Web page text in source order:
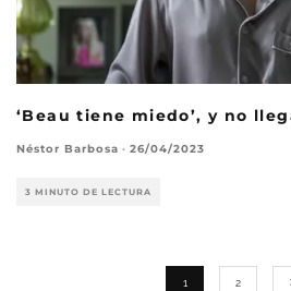
‘Beau tiene miedo’, y no
Néstor Barbosa · 26/04/2023
3 MINUTO DE LECTURA
1 2